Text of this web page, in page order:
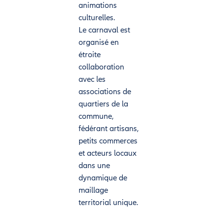
animations
culturelles.
Le carnaval est
organisé en
étroite
collaboration
avec les
associations de
quartiers de la
commune,
fédérant artisans,
petits commerces
et acteurs locaux
dans une
dynamique de
maillage
territorial unique.